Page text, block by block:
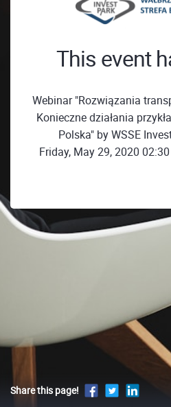
This event
Webinar "Rozwiązania
Konieczne działania
Polska" by WSSE
Friday, May 29, 2020
Share this page!